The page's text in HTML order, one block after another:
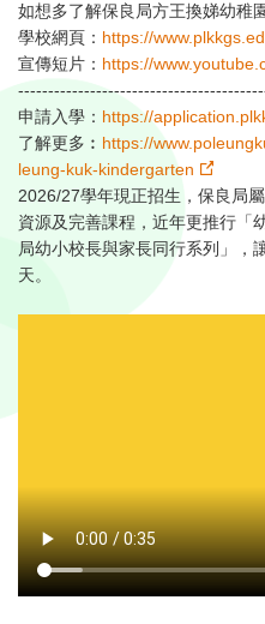
如想多了解保良局方王換娣幼稚
學校網頁： https://
宣傳短片： https://
申請入學： https://
了解更多︰ https://
leung-kuk-kindergarten
2026/27學年現正招生，保良局
資源及完善課程，近年更推行「
局幼小校長與家長同行系列」，
天。